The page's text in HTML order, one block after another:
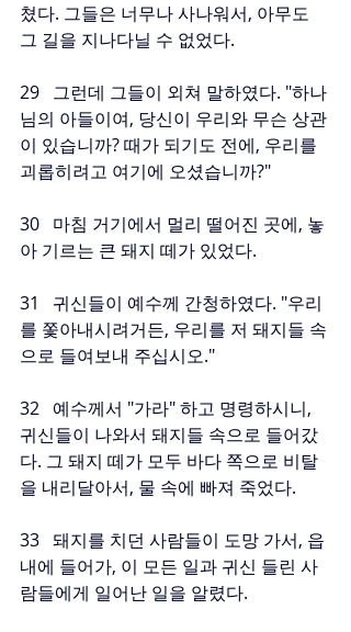
쳤다. 그들은 너무나 사나워서, 아무도
그 길을 지나다닐 수 없었다.
29   그런데 그들이 외쳐 말하였다. "하나
님의 아들이여, 당신이 우리와 무슨 상관
이 있습니까? 때가 되기도 전에, 우리를
괴롭히려고 여기에 오셨습니까?"
30   마침 거기에서 멀리 떨어진 곳에, 놓
아 기르는 큰 돼지 떼가 있었다.
31   귀신들이 예수께 간청하였다. "우리
를 쫓아내시려거든, 우리를 저 돼지들 속
으로 들여보내 주십시오."
32   예수께서 "가라" 하고 명령하시니,
귀신들이 나와서 돼지들 속으로 들어갔
다. 그 돼지 떼가 모두 바다 쪽으로 비탈
을 내리달아서, 물 속에 빠져 죽었다.
33   돼지를 치던 사람들이 도망 가서, 읍
내에 들어가, 이 모든 일과 귀신 들린 사
람들에게 일어난 일을 알렸다.